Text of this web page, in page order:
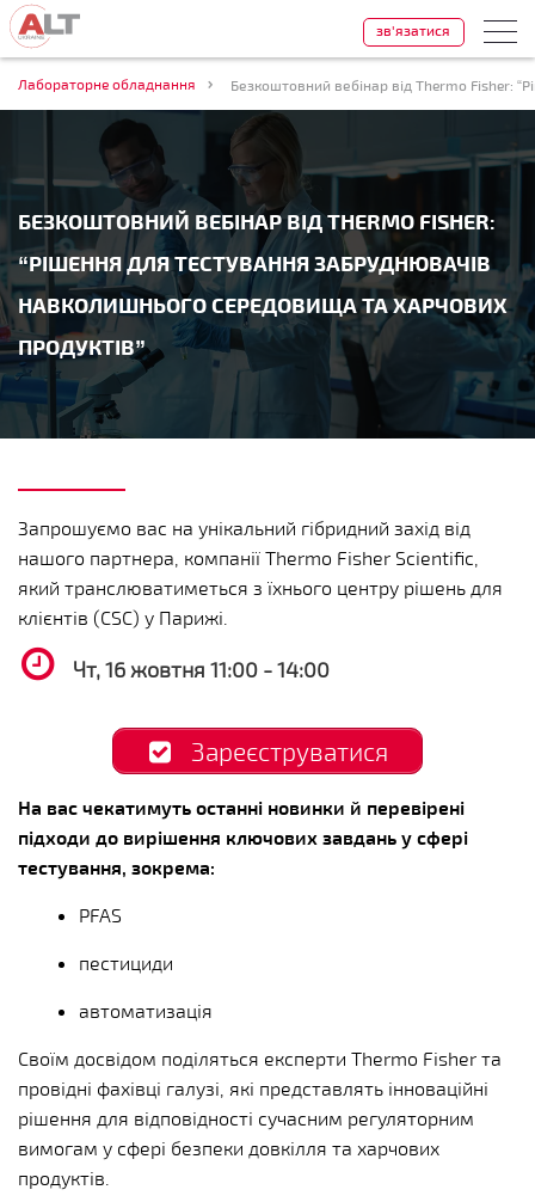
Лабораторне обладнання
БЕЗКОШТОВНИЙ ВЕБІНАР ВІД THERMO FISHER:
“РІШЕННЯ ДЛЯ ТЕСТУВАННЯ ЗАБРУДНЮВАЧІВ
НАВКОЛИШНЬОГО СЕРЕДОВИЩА ТА ХАРЧОВИХ
ПРОДУКТІВ”
зв'язатися
Запрошуємо вас на унікальний гібридний захід від
нашого партнера, компанії Thermo Fisher Scientific,
який транслюватиметься з їхнього центру рішень для
клієнтів (CSC) у Парижі.
Чт, 16 жовтня 11:00 - 14:00
Зареєструватися
На вас чекатимуть останні новинки й перевірені
підходи до вирішення ключових завдань у сфері
тестування, зокрема:
PFAS
пестициди
автоматизація
Своїм досвідом поділяться експерти Thermo Fisher та
провідні фахівці галузі, які представлять інноваційні
рішення для відповідності сучасним регуляторним
вимогам у сфері безпеки довкілля та харчових
продуктів.